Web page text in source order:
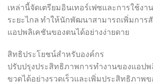
เหล่านี้จัดเตรียมอินเทอร์เฟซและการใช้ง
ระยะไกล ทำให้นักพัฒนาสามารถเพิ่มการ
แอปพลิเคชันของตนได้อย่างง่ายดาย
สิทธิประโยชน์สำหรับองค์กร
ปรับปรุงประสิทธิภาพการทำงานของแอปพ
ขวดได้อย่างรวดเร็วและเพิ่มประสิทธิภาพ